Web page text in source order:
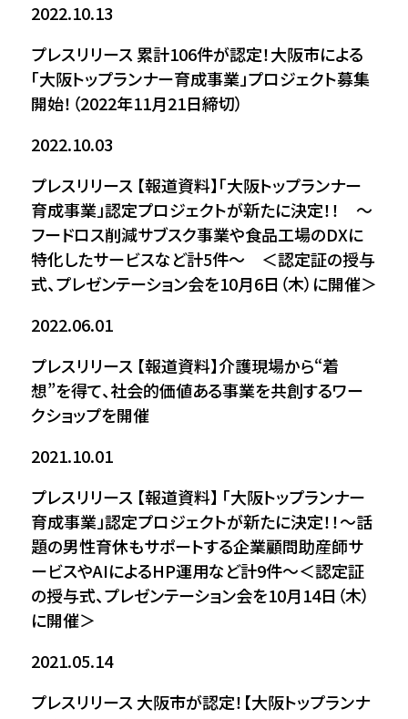
2022.10.13
プレスリリース 累計106件が認定！大阪市による
「大阪トップランナー育成事業」プロジェクト募集
開始！（2022年11月21日締切）
2022.10.03
プレスリリース 【報道資料】「大阪トップランナー
育成事業」認定プロジェクトが新たに決定！！ ～
フードロス削減サブスク事業や食品工場のDXに
特化したサービスなど計5件～ ＜認定証の授与
式、プレゼンテーション会を10月6日（木）に開催＞
2022.06.01
プレスリリース 【報道資料】介護現場から“着
想”を得て、社会的価値ある事業を共創するワー
クショップを開催
2021.10.01
プレスリリース 【報道資料】 「大阪トップランナー
育成事業」認定プロジェクトが新たに決定！！～話
題の男性育休もサポートする企業顧問助産師サ
ービスやAIによるHP運用など計9件～＜認定証
の授与式、プレゼンテーション会を10月14日（木）
に開催＞
2021.05.14
プレスリリース 大阪市が認定！【大阪トップランナ